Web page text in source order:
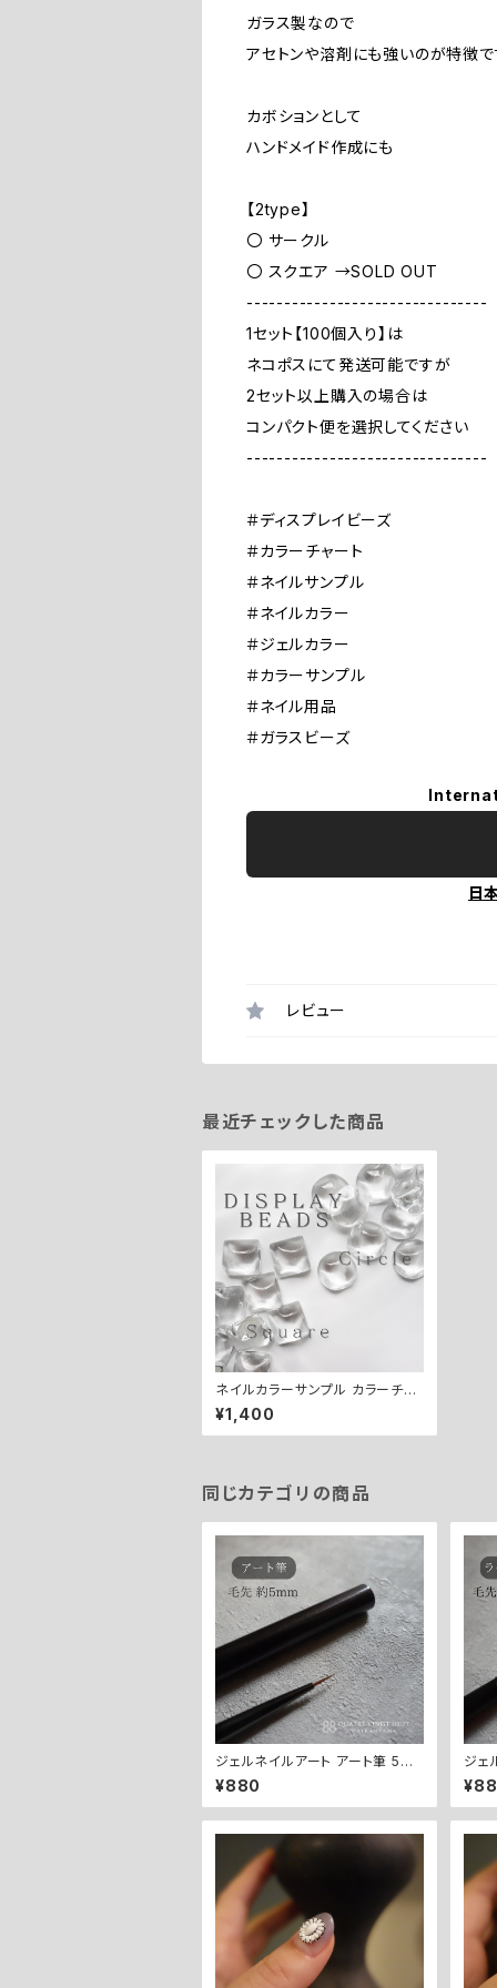
ガラス製なので
アセトンや溶剤にも強いのが特徴
カボションとして
ハンドメイド作成にも
【2type】
〇 サークル
〇 スクエア →SOLD OUT
--------------------------------
1セット【100個入り】は
ネコポスにて発送可能ですが
2セット以上購入の場合は
コンパクト便を選択してください
--------------------------------
＃ディスプレイビーズ
＃カラーチャート
＃ネイルサンプル
＃ネイルカラー
＃ジェルカラー
＃カラーサンプル
＃ネイル用品
＃ガラスビーズ
日
レビュー
最近チェックした商品
ネイルカラーサンプル カラーチャ
ート用 ディスプレイビーズ DISPL
AY BEADS 【100粒】
¥1,400
同じカテゴリの商品
ジェルネイルアート アート筆 5m
m キャップ付き
¥880
ジェ
mm